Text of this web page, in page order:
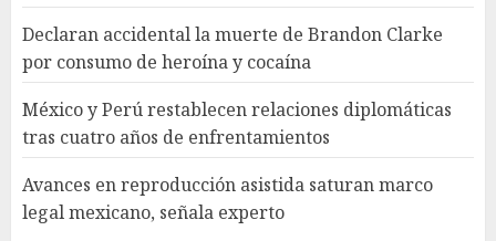
Declaran accidental la muerte de Brandon Clarke
por consumo de heroína y cocaína
México y Perú restablecen relaciones diplomáticas
tras cuatro años de enfrentamientos
Avances en reproducción asistida saturan marco
legal mexicano, señala experto
5
Avances en reproducción
asistida saturan marco legal
AGOSTO 8, 2026
EE. UU. reconoce apoyo de